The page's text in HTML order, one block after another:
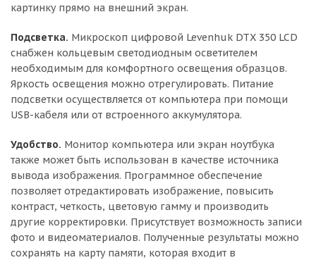
картинку прямо на внешний экран.
Подсветка. Микроскоп цифровой Levenhuk DTX 350 LCD
снабжен кольцевым светодиодным осветителем
необходимым для комфортного освещения образцов.
Яркость освещения можно отрегулировать. Питание
подсветки осуществляется от компьютера при помощи
USB-кабеля или от встроенного аккумулятора.
Удобство. Монитор компьютера или экран ноутбука
также может быть использован в качестве источника
вывода изображения. Программное обеспечение
позволяет отредактировать изображение, повысить
контраст, четкость, цветовую гамму и производить
другие корректировки. Присутствует возможность записи
фото и видеоматериалов. Полученные результаты можно
сохранять на карту памяти, которая входит в